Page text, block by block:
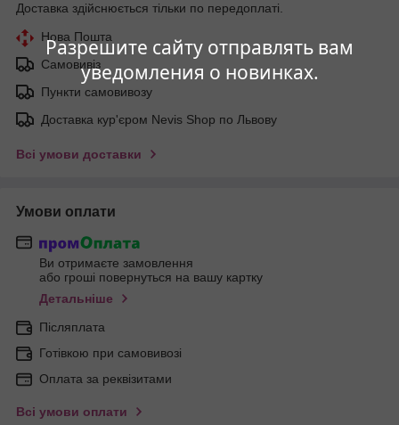
Разрешите сайту отправлять вам
уведомления о новинках.
Доставка здійснюється тільки по передоплаті.
Нова Пошта
Самовивіз
Пункти самовивозу
Доставка кур'єром Nevis Shop по Львову
Всі умови доставки
Умови оплати
Ви отримаєте замовлення
або гроші повернуться на вашу картку
Детальніше
Післяплата
Готівкою при самовивозі
Оплата за реквізитами
Всі умови оплати